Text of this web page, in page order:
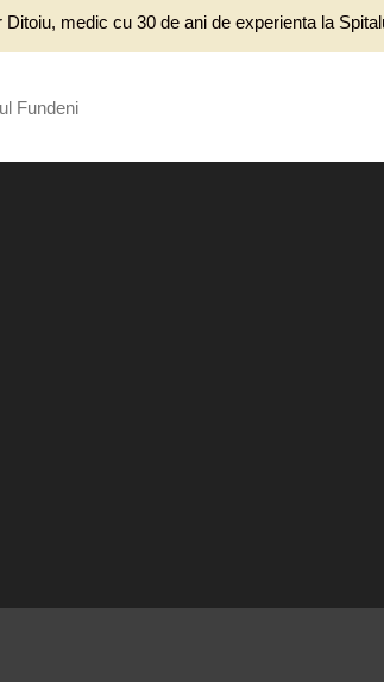
medic cu 30 de ani de experienta la
Fundeni